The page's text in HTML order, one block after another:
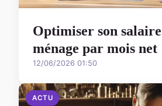
Optimiser son
ménage par mois net
12/06/2026 01:50
ACTU